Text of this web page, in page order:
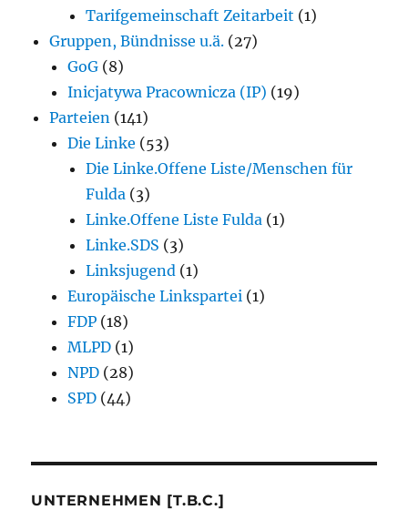
Tarifgemeinschaft Zeitarbeit (1)
Gruppen, Bündnisse u.ä. (27)
GoG (8)
Inicjatywa Pracownicza (IP) (19)
Parteien (141)
Die Linke (53)
Die Linke.Offene Liste/Menschen für
Fulda (3)
Linke.Offene Liste Fulda (1)
Linke.SDS (3)
Linksjugend (1)
Europäische Linkspartei (1)
FDP (18)
MLPD (1)
NPD (28)
SPD (44)
UNTERNEHMEN [T.B.C.]